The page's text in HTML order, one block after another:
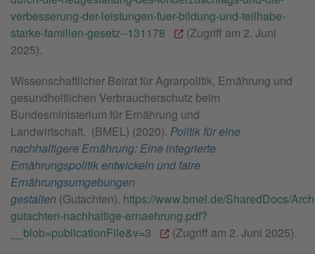
verbesserung-der-leistungen-fuer-bildung-und-teilhabe-
starke-familien-gesetz--131178
(Zugriff am 2. Juni
2025).
Wissenschaftlicher Beirat für Agrarpolitik, Ernährung und
gesundheitlichen Verbraucherschutz beim
Bundesministerium für Ernährung und
Landwirtschaft. (BMEL) (2020). Politik für eine
nachhaltigere Ernährung: Eine integrierte
Ernährungspolitik entwickeln und faire
Ernährungsumgebungen
gestalten (Gutachten). https://www.bmel.de/SharedDocs/
gutachten-nachhaltige-ernaehrung.pdf?
__blob=publicationFile&v=3
(Zugriff am 2. Juni 2025).